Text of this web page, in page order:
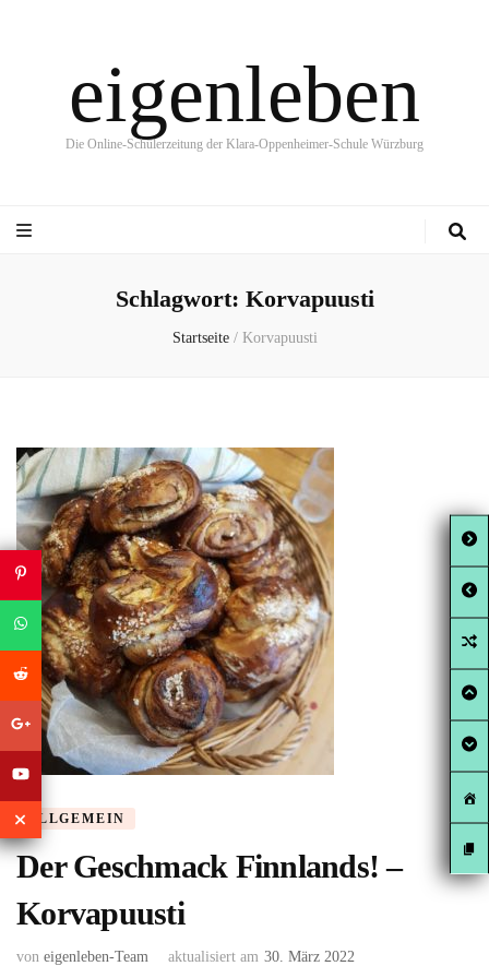
eigenleben
Die Online-Schülerzeitung der Klara-Oppenheimer-Schule Würzburg
Schlagwort: Korvapuusti
Startseite / Korvapuusti
ALLGEMEIN
Der Geschmack Finnlands! –
Korvapuusti
von eigenleben-Team aktualisiert am 30. März 2022